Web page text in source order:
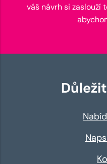
váš návrh si zaslouží